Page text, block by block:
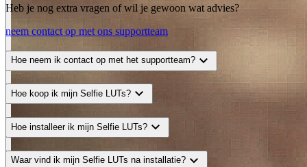
Heb je nog extra vragen of wil je gewoon wat advies?
neem contact op met ons supportteam
Hoe neem ik contact op met het supportteam? expand_more
Hoe koop ik mijn Selfie LUTs? expand_more
Hoe installeer ik mijn Selfie LUTs? expand_more
Waar vind ik mijn Selfie LUTs na installatie? expand_more